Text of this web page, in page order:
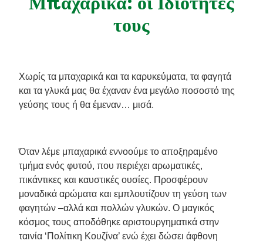
Συνταγές από την Μαργαρίτα Νικολαΐδη
Μπαχαρικά: οι Ιδιότητες
τους
Χωρίς τα μπαχαρικά και τα καρυκεύματα, τα φαγητά
και τα γλυκά μας θα έχαναν ένα μεγάλο ποσοστό της
γεύσης τους ή θα έμεναν… μισά.
Όταν λέμε μπαχαρικά εννοούμε το αποξηραμένο
τμήμα ενός φυτού, που περιέχει αρωματικές,
πικάντικες και καυστικές ουσίες. Προσφέρουν
μοναδικά αρώματα και εμπλουτίζουν τη γεύση των
φαγητών –αλλά και πολλών γλυκών. Ο μαγικός
κόσμος τους αποδόθηκε αριστουργηματικά στην
ταινία ‘Πολίτικη Κουζίνα’ ενώ έχει δώσει άφθονη